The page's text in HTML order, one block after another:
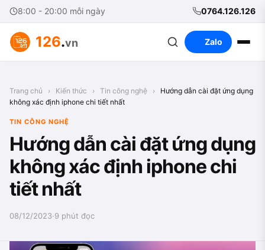
8:00 - 20:00 mỗi ngày 0764.126.126
126.vn Zalo
Trang chủ › Kiến thức › Tin công nghệ ›
Hướng dẫn cài đặt ứng dụng
không xác định iphone chi tiết nhất
TIN CÔNG NGHỆ
Hướng dẫn cài đặt ứng dụng
không xác định iphone chi
tiết nhất
08/12/2023·9 phút đọc